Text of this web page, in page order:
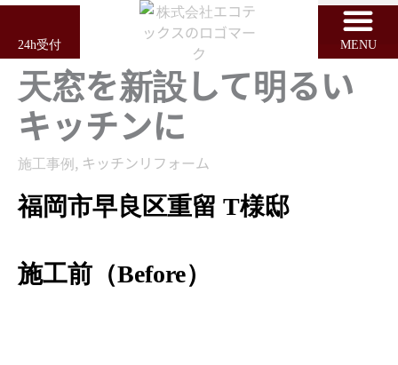
内
24h受付 MENU
天窓を新設して明るい
キッチンに
施工事例, キッチンリフォーム
福岡市早良区重留 T様邸
施工前（Before）